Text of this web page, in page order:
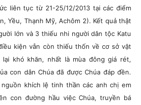
liên tục từ 21-25/12/2013 tại các điểm
Yều, Thạnh Mỹ, Achôm 2). Kết quả thật
lớn và 3 thiếu nhi người dân tộc Katu
kiện vẫn còn thiếu thốn về cơ sở vật
khó khăn, nhất là mùa đông giá rét,
con dân Chúa đã được Chúa đáp đền.
khích lệ tinh thần các anh chị em
con đường hầu việc Chúa, truyền bá